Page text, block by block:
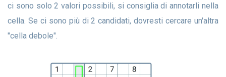
ci sono solo 2 valori possibili, si consiglia di annotarli nella
cella. Se ci sono più di 2 candidati, dovresti cercare un'altra
"cella debole".